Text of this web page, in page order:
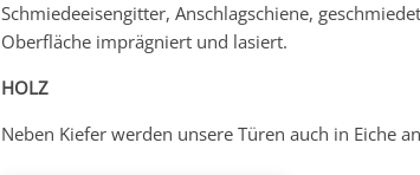
Schmiedeeisengitter, Anschlagschiene,
Oberfläche imprägniert und lasiert.
HOLZ
Neben Kiefer werden unsere Türen auch in Eiche